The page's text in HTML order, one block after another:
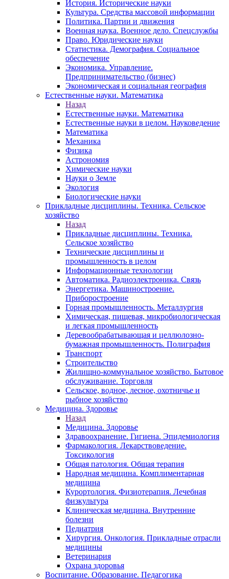
История. Исторические науки
Культура. Средства массовой информации
Политика. Партии и движения
Военная наука. Военное дело. Спецслужбы
Право. Юридические науки
Статистика. Демография. Социальное
обеспечение
Экономика. Управление.
Предпринимательство (бизнес)
Экономическая и социальная география
Естественные науки. Математика
Назад
Естественные науки. Математика
Естественные науки в целом. Науковедение
Математика
Механика
Физика
Астрономия
Химические науки
Науки о Земле
Экология
Биологические науки
Прикладные дисциплины. Техника. Сельское
хозяйство
Назад
Прикладные дисциплины. Техника.
Сельское хозяйство
Технические дисциплины и
промышленность в целом
Информационные технологии
Автоматика. Радиоэлектроника. Связь
Энергетика. Машиностроение.
Приборостроение
Горная промышленность. Металлургия
Химическая, пищевая, микробиологическая
и легкая промышленность
Деревообрабатывающая и целлюлозно-
бумажная промышленность. Полиграфия
Транспорт
Строительство
Жилищно-коммунальное хозяйство. Бытовое
обслуживание. Торговля
Сельское, водное, лесное, охотничье и
рыбное хозяйство
Медицина. Здоровье
Назад
Медицина. Здоровье
Здравоохранение. Гигиена. Эпидемиология
Фармакология. Лекарствоведение.
Токсикология
Общая патология. Общая терапия
Народная медицина. Комплиментарная
медицина
Курортология. Физиотерапия. Лечебная
физкультура
Клиническая медицина. Внутренние
болезни
Педиатрия
Хирургия. Онкология. Прикладные отрасли
медицины
Ветеринария
Охрана здоровья
Воспитание. Образование. Педагогика